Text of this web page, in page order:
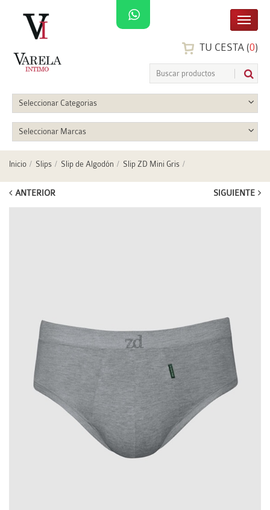
TU CESTA (0)
Seleccionar Categorias
Seleccionar Marcas
Inicio Slips Slip de Algodón Slip ZD Mini Gris
ANTERIOR SIGUIENTE